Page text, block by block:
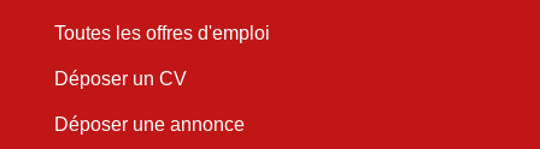
Toutes les offres d'emploi
Déposer un CV
Déposer une annonce